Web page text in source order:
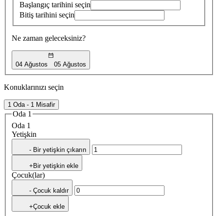
Başlangıç tarihini seçin
Bitiş tarihini seçin
Ne zaman geleceksiniz?
04 Ağustos 05 Ağustos
Konuklarınızı seçin
1 Oda - 1 Misafir
Oda 1
Oda 1
Yetişkin
- Bir yetişkin çıkarın
+Bir yetişkin ekle
Çocuk(lar)
- Çocuk kaldır
+Çocuk ekle